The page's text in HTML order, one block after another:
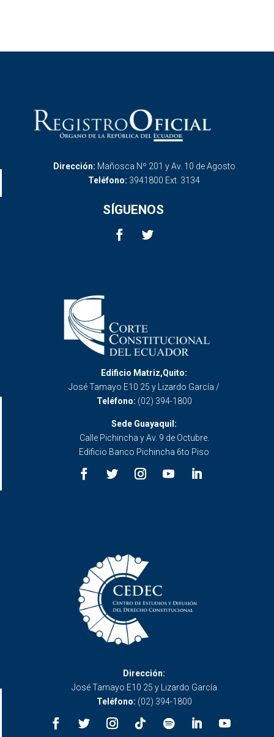
Dirección: Mañosca Nº 201 y Av. 10 de Agosto
Teléfono: 3941800 Ext. 3134
SÍGUENOS
Edificio Matriz,Quito:
José Tamayo E10 25 y Lizardo García /
Teléfono: (02) 394-1800
Sede Guayaquil:
Calle Pichincha y Av. 9 de Octubre.
Edificio Banco Pichincha 6to Piso
Dirección:
José Tamayo E10 25 y Lizardo García
Teléfono: (02) 394-1800